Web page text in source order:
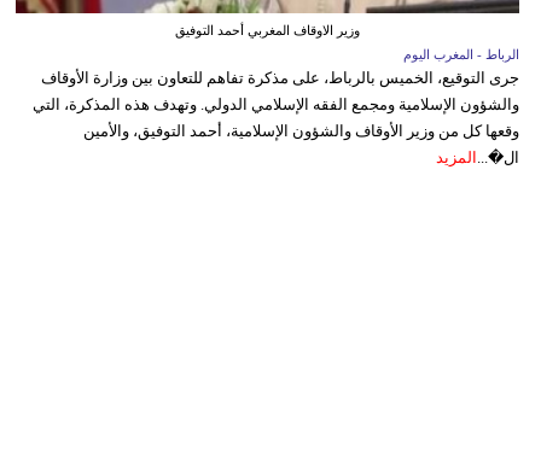
وزير الاوقاف المغربي أحمد التوفيق
الرباط - المغرب اليوم
جرى التوقيع، الخميس بالرباط، على مذكرة تفاهم للتعاون بين وزارة الأوقاف
والشؤون الإسلامية ومجمع الفقه الإسلامي الدولي. وتهدف هذه المذكرة، التي
وقعها كل من وزير الأوقاف والشؤون الإسلامية، أحمد التوفيق، والأمين
ال�... المزيد